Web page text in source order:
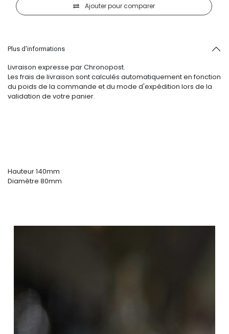
Ajouter pour comparer
Plus d'informations
Livraison expresse par Chronopost.
Les frais de livraison sont calculés automatiquement en fonction
du poids de la commande et du mode d'expédition lors de la
validation de votre panier.
Hauteur 140mm
Diamètre 80mm